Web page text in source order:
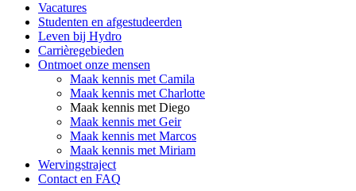
Vacatures
Studenten en afgestudeerden
Leven bij Hydro
Carrièregebieden
Ontmoet onze mensen
Maak kennis met Camila
Maak kennis met Charlotte
Maak kennis met Diego
Maak kennis met Geir
Maak kennis met Marcos
Maak kennis met Miriam
Wervingstraject
Contact en FAQ